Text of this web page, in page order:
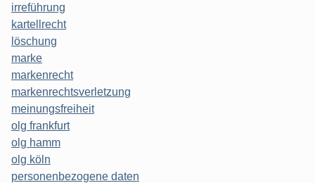
irreführung
kartellrecht
löschung
marke
markenrecht
markenrechtsverletzung
meinungsfreiheit
olg frankfurt
olg hamm
olg köln
personenbezogene daten